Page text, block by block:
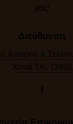
μας!​
Διεύθυνση
Κισάμου &
Χανιά Τ.Κ. 73400